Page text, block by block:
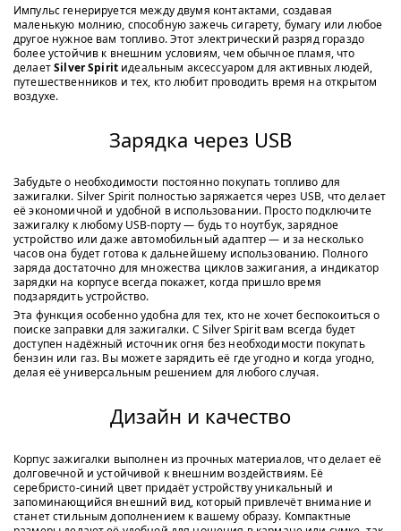
Импульс генерируется между двумя контактами, создавая
маленькую молнию, способную зажечь сигарету, бумагу или любое
другое нужное вам топливо. Этот электрический разряд гораздо
более устойчив к внешним условиям, чем обычное пламя, что
делаетSilver Spirit идеальным аксессуаром для активных людей,
путешественников и тех, кто любит проводить время на открытом
воздухе.
Зарядка через USB
Забудьте о необходимости постоянно покупать топливо для
зажигалки. Silver Spirit полностью заряжается через USB, что делает
её экономичной и удобной в использовании. Просто подключите
зажигалку к любому USB-порту — будь то ноутбук, зарядное
устройство или даже автомобильный адаптер — и за несколько
часов она будет готова к дальнейшему использованию. Полного
заряда достаточно для множества циклов зажигания, а индикатор
зарядки на корпусе всегда покажет, когда пришло время
подзарядить устройство.
Эта функция особенно удобна для тех, кто не хочет беспокоиться о
поиске заправки для зажигалки. С Silver Spirit вам всегда будет
доступен надёжный источник огня без необходимости покупать
бензин или газ. Вы можете зарядить её где угодно и когда угодно,
делая её универсальным решением для любого случая.
Дизайн и качество
Корпус зажигалки выполнен из прочных материалов, что делает её
долговечной и устойчивой к внешним воздействиям. Её
серебристо-синий цвет придаёт устройству уникальный и
запоминающийся внешний вид, который привлечёт внимание и
станет стильным дополнением к вашему образу. Компактные